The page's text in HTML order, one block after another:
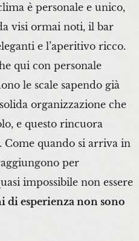
è personale e unico,
visi ormai noti, il bar
e l’aperitivo ricco.
qui con personale
le scale sapendo già
organizzazione che
e questo rincuora
Come quando si arriva in
per
impossibile non essere
di esperienza non sono